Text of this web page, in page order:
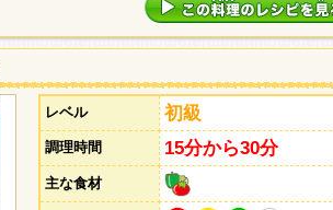
レベル 初級
調理時間 15分から30分
主な食材